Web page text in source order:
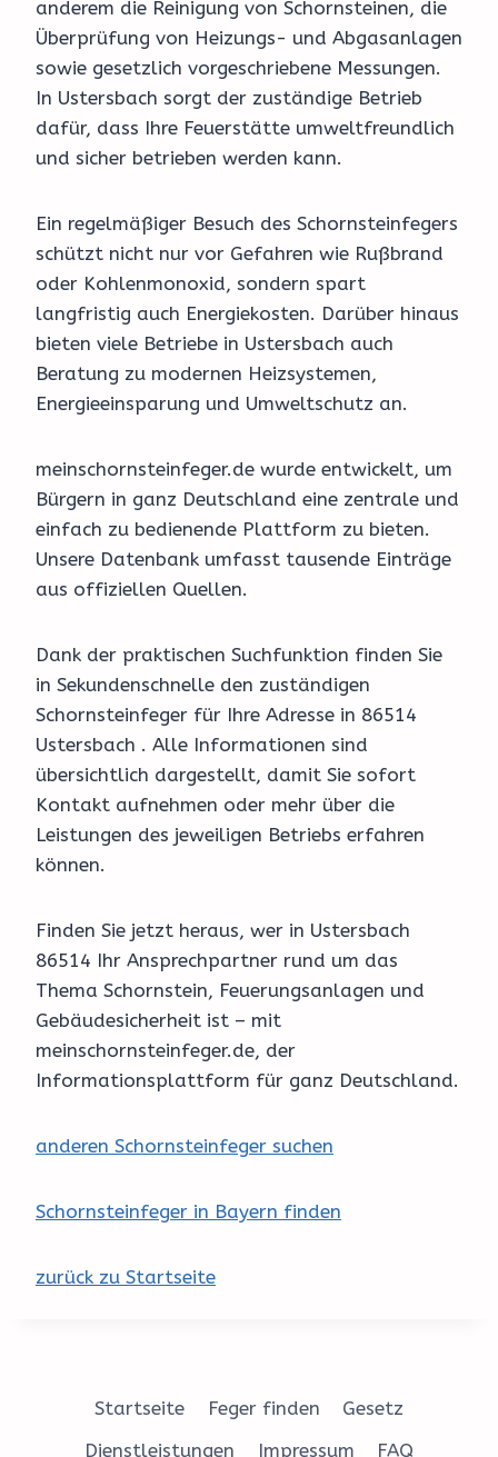
anderem die Reinigung von Schornsteinen, die
Überprüfung von Heizungs- und Abgasanlagen
sowie gesetzlich vorgeschriebene Messungen.
In Ustersbach sorgt der zuständige Betrieb
dafür, dass Ihre Feuerstätte umweltfreundlich
und sicher betrieben werden kann.
Ein regelmäßiger Besuch des Schornsteinfegers
schützt nicht nur vor Gefahren wie Rußbrand
oder Kohlenmonoxid, sondern spart
langfristig auch Energiekosten. Darüber hinaus
bieten viele Betriebe in Ustersbach auch
Beratung zu modernen Heizsystemen,
Energieeinsparung und Umweltschutz an.
meinschornsteinfeger.de wurde entwickelt, um
Bürgern in ganz Deutschland eine zentrale und
einfach zu bedienende Plattform zu bieten.
Unsere Datenbank umfasst tausende Einträge
aus offiziellen Quellen.
Dank der praktischen Suchfunktion finden Sie
in Sekundenschnelle den zuständigen
Schornsteinfeger für Ihre Adresse in 86514
Ustersbach . Alle Informationen sind
übersichtlich dargestellt, damit Sie sofort
Kontakt aufnehmen oder mehr über die
Leistungen des jeweiligen Betriebs erfahren
können.
Finden Sie jetzt heraus, wer in Ustersbach
86514 Ihr Ansprechpartner rund um das
Thema Schornstein, Feuerungsanlagen und
Gebäudesicherheit ist – mit
meinschornsteinfeger.de, der
Informationsplattform für ganz Deutschland.
anderen Schornsteinfeger suchen
Schornsteinfeger in Bayern finden
zurück zu Startseite
Startseite Feger finden
Gesetz
Dienstleistungen
Impressum FAQ